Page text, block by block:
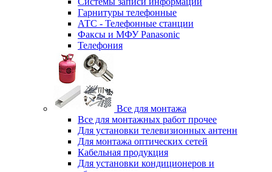
Гарнитуры телефонные
АТС - Телефонные станции
Факсы и МФУ Panasonic
Телефония
Все для монтажа
Все для монтажных работ прочее
Для установки телевизионных антенн
Для монтажа оптических сетей
Кабельная продукция
Для установки кондиционеров и